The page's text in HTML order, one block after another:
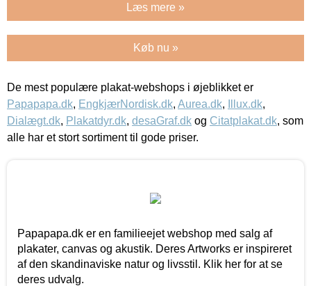
Læs mere »
Køb nu »
De mest populære plakat-webshops i øjeblikket er
Papapapa.dk, EngkjærNordisk.dk, Aurea.dk, Illux.dk,
Dialægt.dk, Plakatdyr.dk, desaGraf.dk og Citatplakat.dk, som
alle har et stort sortiment til gode priser.
Papapapa.dk er en familieejet webshop med salg af
plakater, canvas og akustik. Deres Artworks er inspireret
af den skandinaviske natur og livsstil. Klik her for at se
deres udvalg.